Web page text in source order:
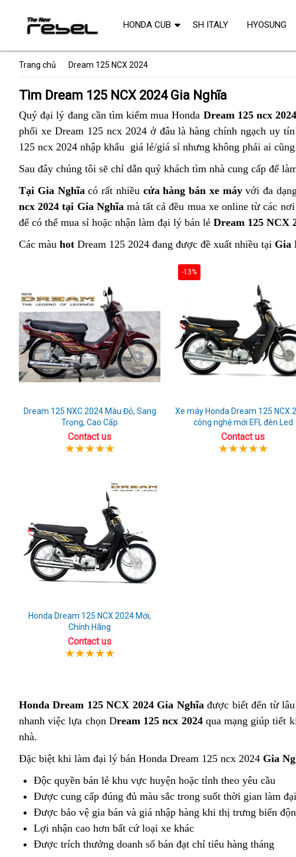
Trang chủ Dream 125 NCX 2024
Tìm Dream 125 NCX 2024 Gia Nghĩa
Quý đại lý đang cần tìm kiếm mua Honda Dream 125 ncx
phối xe Dream 125 ncx 2024 ở đâu là hàng chính ngạch uy
125 ncx 2024 nhập khẩu giá lẻ/giá sỉ nhưng không phải ai
Sau đây chúng tôi sẽ chỉ dẫn quý khách tìm nhà cung cấp để
Tại Gia Nghĩacó rất nhiều cửa hàng bán xe máyvới đa
ncx 2024 tại Gia Nghĩamà tất cả đều mua xe online từ các
để có thể mua sỉ hoặc nhận làm đại lý bán lẻ Dream 125 NCX
Các màu hot Dream 125 2024 đang được đề xuất nhiều tại Gia
Dream 125 NXC 2024 Màu Đỏ, Sang
Trọng, Cao Cấp
Contact us
-13%
Xe máy Honda Dream 125 NCX
công nghệ mới EFI, đèn Led
Contact us
Honda Dream 125 NCX 2024 Mới,
Chính Hãng
Contact us
Honda Dream 125 NCX 2024 Gia Nghĩađược biết đến từ
nhanh việc lựa chọn Dream 125 ncx 2024qua mạng giúp tiết
nhà.
Đặc biệt khi làm đại lý bán Honda Dream 125 ncx 2024 Gia
Độc quyền bán lẻ khu vực huyện hoặc tỉnh theo yêu cầu
Được cung cấp đúng đủ màu sắc trong suốt thời gian làm
Được bảo vệ gia bán và giá nhập hàng khi thị trưng biến
Lợi nhận cao hơn bất cứ loại xe khác
Được trích thưởng doanh số bán đạt chỉ tiêu hàng tháng
HONDA CUB SH ITALY HYOSUNG